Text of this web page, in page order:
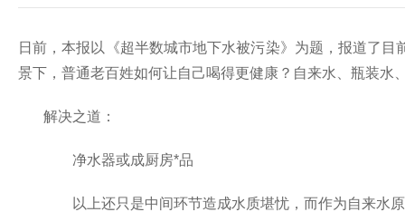
日前，本报以《超半数城市地下水被污染》为题，报道了
景下，普通老百姓如何让自己喝得更健康？自来水、瓶装水
解决之道：
净水器或成厨房*品
以上还只是中间环节造成水质堪忧，而作为自来水原